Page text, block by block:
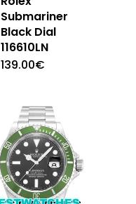
Submariner
Black Dial
116610LN
139.00€